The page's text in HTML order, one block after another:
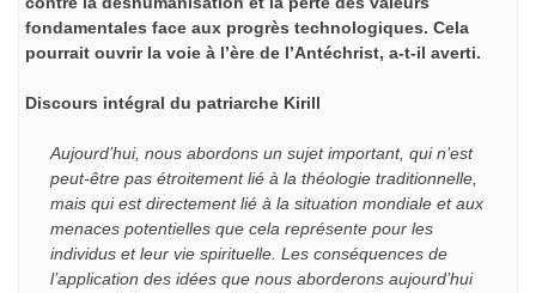
fondamentales face aux progrès technologiques. Cela
pourrait ouvrir la voie à l’ère de l’Antéchrist, a-t-il averti.
Discours intégral du patriarche Kirill
Aujourd’hui, nous abordons un sujet important, qui n’est
peut-être pas étroitement lié à la théologie traditionnelle,
mais qui est directement lié à la situation mondiale et aux
menaces potentielles que cela représente pour les
individus et leur vie spirituelle. Les conséquences de
l’application des idées que nous aborderons aujourd’hui